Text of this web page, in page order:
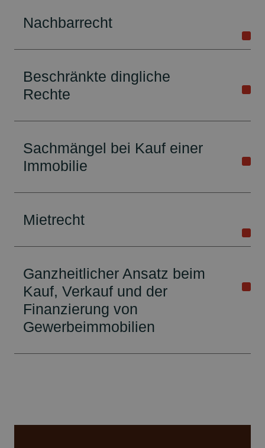
Nachbarrecht
Beschränkte dingliche
Rechte
Sachmängel bei Kauf einer
Immobilie
Mietrecht
Ganzheitlicher Ansatz beim
Kauf, Verkauf und der
Finanzierung von
Gewerbeimmobilien